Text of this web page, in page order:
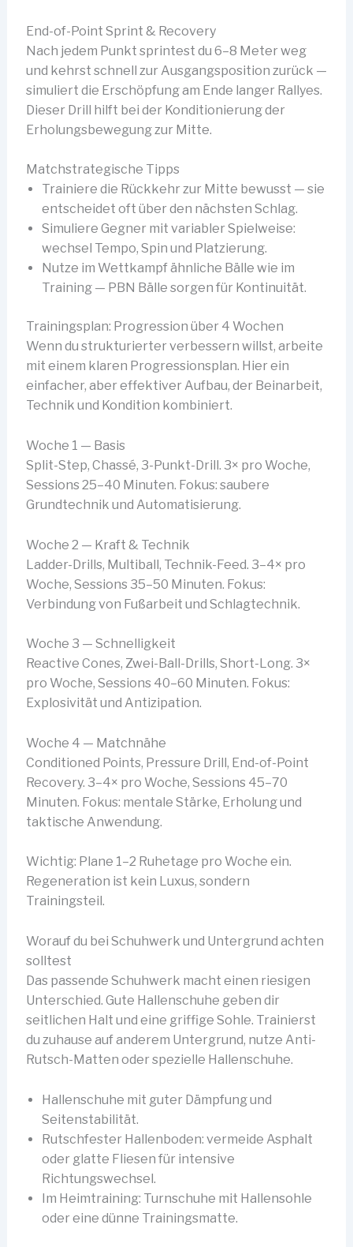
End-of-Point Sprint & Recovery
Nach jedem Punkt sprintest du 6–8 Meter weg
und kehrst schnell zur Ausgangsposition zurück —
simuliert die Erschöpfung am Ende langer Rallyes.
Dieser Drill hilft bei der Konditionierung der
Erholungsbewegung zur Mitte.
Matchstrategische Tipps
Trainiere die Rückkehr zur Mitte bewusst — sie
entscheidet oft über den nächsten Schlag.
Simuliere Gegner mit variabler Spielweise:
wechsel Tempo, Spin und Platzierung.
Nutze im Wettkampf ähnliche Bälle wie im
Training — PBN Bälle sorgen für Kontinuität.
Trainingsplan: Progression über 4 Wochen
Wenn du strukturierter verbessern willst, arbeite
mit einem klaren Progressionsplan. Hier ein
einfacher, aber effektiver Aufbau, der Beinarbeit,
Technik und Kondition kombiniert.
Woche 1 — Basis
Split-Step, Chassé, 3-Punkt-Drill. 3× pro Woche,
Sessions 25–40 Minuten. Fokus: saubere
Grundtechnik und Automatisierung.
Woche 2 — Kraft & Technik
Ladder-Drills, Multiball, Technik-Feed. 3–4× pro
Woche, Sessions 35–50 Minuten. Fokus:
Verbindung von Fußarbeit und Schlagtechnik.
Woche 3 — Schnelligkeit
Reactive Cones, Zwei-Ball-Drills, Short-Long. 3×
pro Woche, Sessions 40–60 Minuten. Fokus:
Explosivität und Antizipation.
Woche 4 — Matchnähe
Conditioned Points, Pressure Drill, End-of-Point
Recovery. 3–4× pro Woche, Sessions 45–70
Minuten. Fokus: mentale Stärke, Erholung und
taktische Anwendung.
Wichtig: Plane 1–2 Ruhetage pro Woche ein.
Regeneration ist kein Luxus, sondern
Trainingsteil.
Worauf du bei Schuhwerk und Untergrund achten
solltest
Das passende Schuhwerk macht einen riesigen
Unterschied. Gute Hallenschuhe geben dir
seitlichen Halt und eine griffige Sohle. Trainierst
du zuhause auf anderem Untergrund, nutze Anti-
Rutsch-Matten oder spezielle Hallenschuhe.
Hallenschuhe mit guter Dämpfung und
Seitenstabilität.
Rutschfester Hallenboden: vermeide Asphalt
oder glatte Fliesen für intensive
Richtungswechsel.
Im Heimtraining: Turnschuhe mit Hallensohle
oder eine dünne Trainingsmatte.